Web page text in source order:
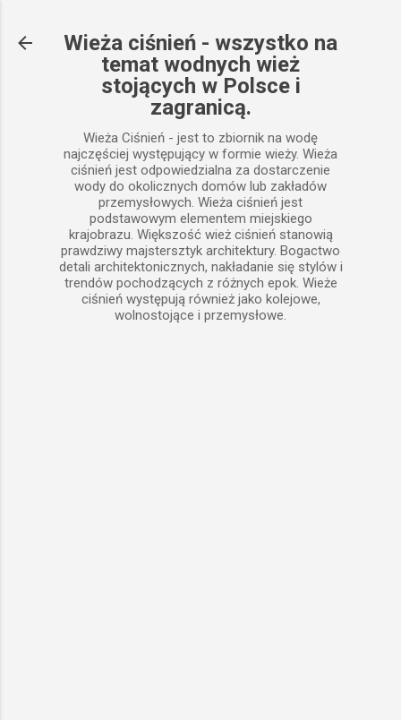
Wieża ciśnień - wszystko na
temat wodnych wież
stojących w Polsce i
zagranicą.
Wieża Ciśnień - jest to zbiornik na wodę
najczęściej występujący w formie wieży. Wieża
ciśnień jest odpowiedzialna za dostarczenie
wody do okolicznych domów lub zakładów
przemysłowych. Wieża ciśnień jest
podstawowym elementem miejskiego
krajobrazu. Większość wież ciśnień stanowią
prawdziwy majstersztyk architektury. Bogactwo
detali architektonicznych, nakładanie się stylów i
trendów pochodzących z różnych epok. Wieże
ciśnień występują również jako kolejowe,
wolnostojące i przemysłowe.